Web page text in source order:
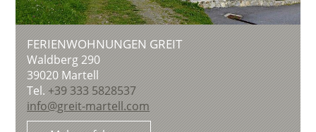
FERIENWOHNUNGEN GREIT
Waldberg 290
39020 Martell
Tel. +39 333 5828537
info@greit-martell.com